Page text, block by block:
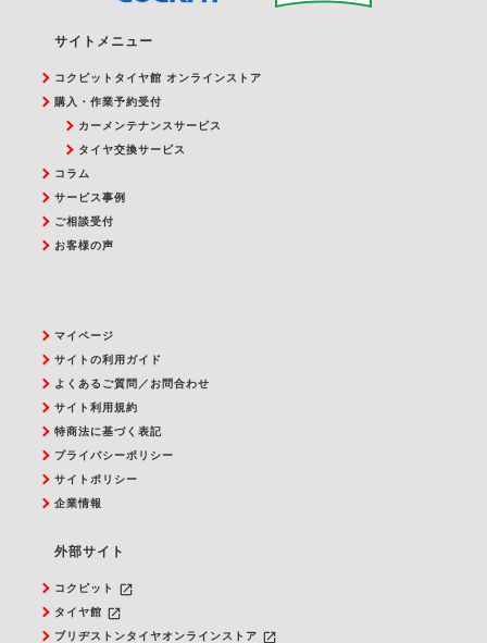
サイトメニュー
コクピットタイヤ館 オンラインストア
購入・作業予約受付
カーメンテナンスサービス
タイヤ交換サービス
コラム
サービス事例
ご相談受付
お客様の声
マイページ
サイトの利用ガイド
よくあるご質問／お問合わせ
サイト利用規約
特商法に基づく表記
プライバシーポリシー
サイトポリシー
企業情報
外部サイト
コクピット launch
タイヤ館 launch
ブリヂストンタイヤオンラインストア launch